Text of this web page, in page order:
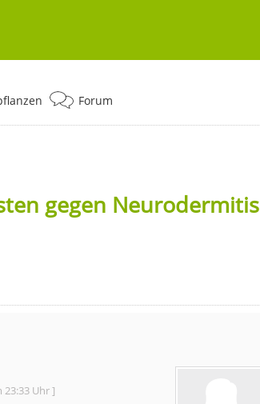
Forum
gegen Neurodermitis
Uhr ]